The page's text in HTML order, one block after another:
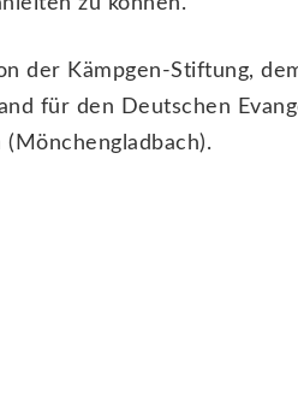
der Kämpgen-Stiftung,
für den Deutschen
(Mönchengladbach).